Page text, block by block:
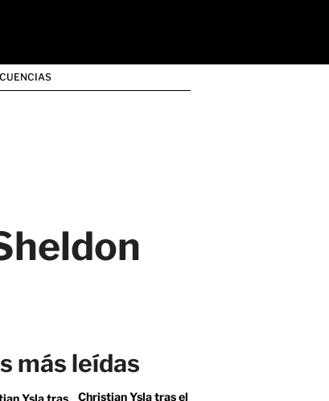
más leídas
Christian Ysla tras el